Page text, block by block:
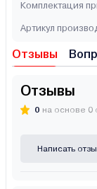
Комплектация
Артикул
Отзывы
Отзывы
0 на основе 0
Написать